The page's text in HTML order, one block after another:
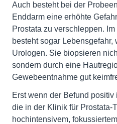
Auch besteht bei der
Enddarm eine erhöhte
Prostata zu verschleppen.
besteht sogar
Urologen. Sie biopsieren
sondern durch eine
Gewebeentnahme gut
Erst wenn der Befund
die in der Klinik für Prostata-
hochintensivem,